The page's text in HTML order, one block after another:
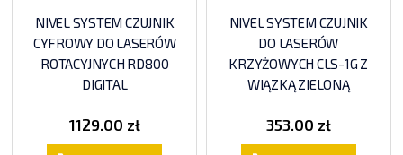
NIVEL SYSTEM CZUJNIK
CYFROWY DO LASERÓW
ROTACYJNYCH RD800
DIGITAL
1129.00 zł
NIVEL SYSTEM CZUJNIK
DO LASERÓW
KRZYŻOWYCH CLS-1G Z
WIĄZKĄ ZIELONĄ
353.00 zł